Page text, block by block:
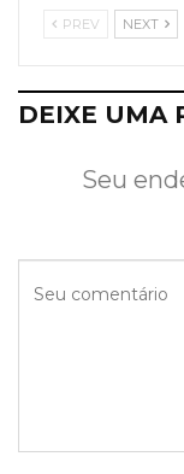
PREV NEXT
DEIXE UMA
Seu